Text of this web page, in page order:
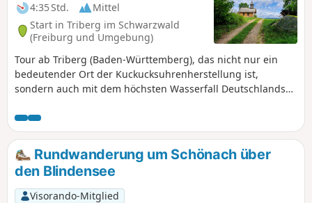
4:35 Std.
Mittel
Start in Triberg im Schwarzwald
(Freiburg und Umgebung)
Tour ab Triberg (Baden-Württemberg), das nicht nur ein
bedeutender Ort der Kuckucksuhrenherstellung ist,
sondern auch mit dem höchsten Wasserfall Deutschlands
Rundwanderung umfasst zwei Abschnitte: Eine große 9-km-
Strecke durch Wälder und über Bergwiesen lässt Sie
wunderschöne Landschaften entdecken. Die kleine 2,3-km-
Strecke führt zum Wasserfall, der leider sehr viel von
Touristen besucht wird. Der Zugang ist daher sehr stark
ausgebaut und kostenpflichtig (8 €).
Rundwanderung um Schönach über
den Blindensee
Visorando-Mitglied